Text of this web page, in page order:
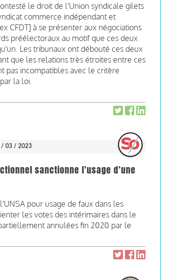
le droit de l'Union syndicale gilets
commerce indépendant et
CFDT] à se présenter aux négociations
préélectoraux au motif que ces deux
Les tribunaux ont débouté ces deux
que les relations très étroites entre ces
pas incompatibles avec le critère
la loi.
/ 03 / 2023
sanctionne l'usage d'une
pour usage de faux dans les
les votes des intérimaires dans le
annulées fin 2020 par le